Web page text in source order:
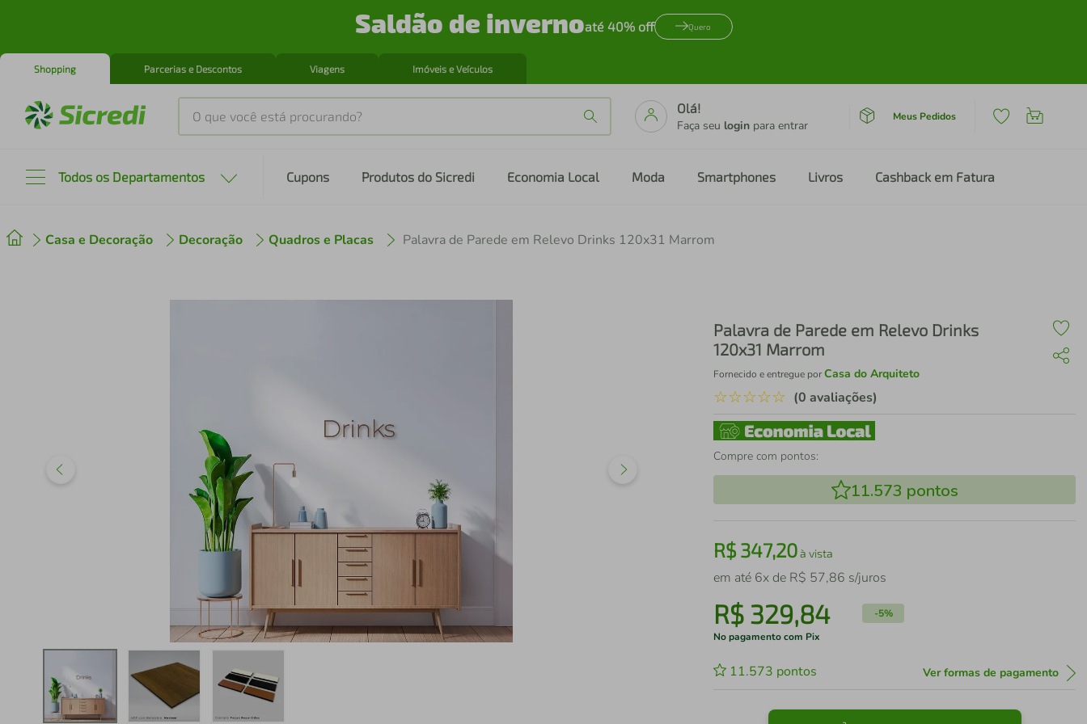
Saldão de invernoaté 40% off Quero
Shopping Parcerias e Descontos Viagens Imóveis e Veículos
O que você está procurando?
Olá!
Faça seu login para entrar
Meus Pedidos
Todos os Departamentos Cupons Produtos do Sicredi Economia Local Moda Smartphones Livros Cashback em Fatura
Casa e Decoração Decoração Quadros e Placas Palavra de Parede em Relevo Drinks 120x31 Marrom
Palavra de Parede em Relevo Drinks
120x31 Marrom
Fornecido e entregue porCasa do Arquiteto
☆☆☆☆☆ (0 avaliações)
Compre com pontos:
11.573 pontos
R$347,20à vista
em até 6x de R$ 57,86 s/juros
R$ 329,84 -5%
No pagamento com Pix
11.573 pontos Ver formas de pagamento
º cafeteira